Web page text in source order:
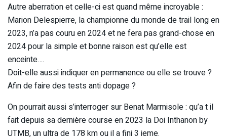
Autre aberration et celle-ci est quand même incroyable :
Marion Delespierre, la championne du monde de trail long en
2023, n’a pas couru en 2024 et ne fera pas grand-chose en
2024 pour la simple et bonne raison est qu’elle est
enceinte….
Doit-elle aussi indiquer en permanence ou elle se trouve ?
Afin de faire des tests anti dopage ?
On pourrait aussi s’interroger sur Benat Marmisole : qu’a t il
fait depuis sa dernière course en 2023 la Doi Inthanon by
UTMB, un ultra de 178 km ou il a fini 3 ieme.